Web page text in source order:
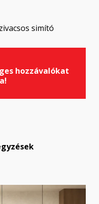
simító
hozzávalókat